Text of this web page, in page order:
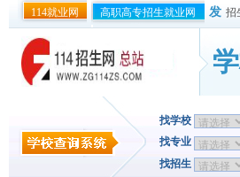
114就业网 高职高专招生就业网 发 招
找学校
找专业
找招生